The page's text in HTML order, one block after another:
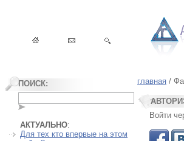
ПОИСК:
АКТУАЛЬНО:
Для тех кто впервые на этом
главная /
Войти